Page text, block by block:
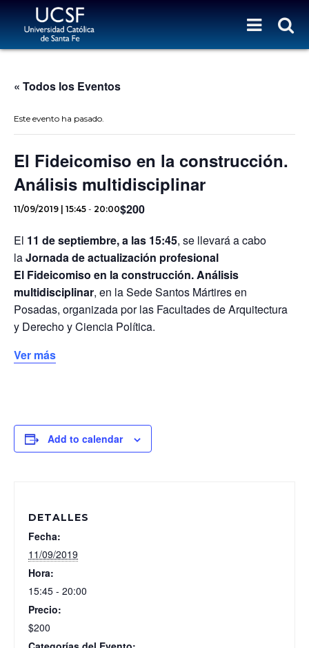
« Todos los Eventos
Este evento ha pasado.
El Fideicomiso en la construcción.
Análisis multidisciplinar
11/09/2019 | 15:45 - 20:00$200
El 11 de septiembre, a las 15:45, se llevará a cabo
laJornada de actualización profesional
El Fideicomiso en la construcción. Análisis
multidisciplinar, en la Sede Santos Mártires en
Posadas, organizada por las Facultades de Arquitectura
y Derecho y Ciencia Política.
Ver más
Add to calendar
DETALLES
Fecha:
11/09/2019
Hora:
15:45 - 20:00
Precio:
$200